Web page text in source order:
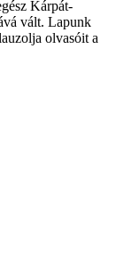
Kárpát-
vált. Lapunk
olvasóit a